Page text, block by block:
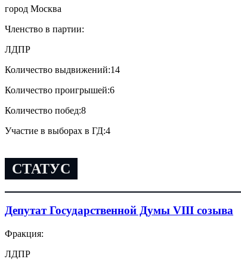
город Москва
Членство в партии:
ЛДПР
Количество выдвижений:14
Количество проигрышей:6
Количество побед:8
Участие в выборах в ГД:4
СТАТУС
Депутат Государственной Думы VIII созыва
Фракция:
ЛДПР